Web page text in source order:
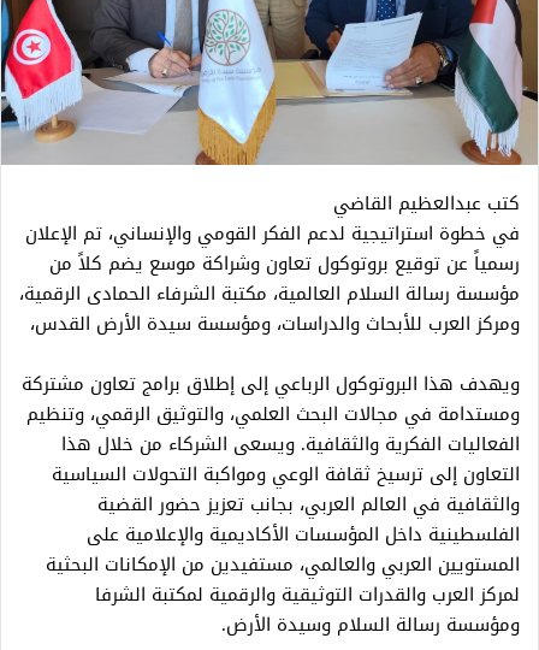
كتب عبدالعظيم القاضي
في خطوة استراتيجية لدعم الفكر القومي والإنساني، تم الإعلان
رسمياً عن توقيع بروتوكول تعاون وشراكة موسع يضم كلاً من
مؤسسة رسالة السلام العالمية، مكتبة الشرفاء الحمادى الرقمية،
ومركز العرب للأبحاث والدراسات، ومؤسسة سيدة الأرض القدس،
ويهدف هذا البروتوكول الرباعي إلى إطلاق برامج تعاون مشتركة
ومستدامة في مجالات البحث العلمي، والتوثيق الرقمي، وتنظيم
الفعاليات الفكرية والثقافية. ويسعى الشركاء من خلال هذا
التعاون إلى ترسيخ ثقافة الوعي ومواكبة التحولات السياسية
والثقافية في العالم العربي، بجانب تعزيز حضور القضية
الفلسطينية داخل المؤسسات الأكاديمية والإعلامية على
المستويين العربي والعالمي، مستفيدين من الإمكانات البحثية
لمركز العرب والقدرات التوثيقية والرقمية لمكتبة الشرفا
ومؤسسة رسالة السلام وسيدة الأرض.